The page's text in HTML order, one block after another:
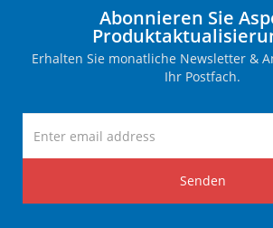
Abonnieren Sie
Erhalten Sie monatliche Newsletter &
Ihr Postfach.
Senden